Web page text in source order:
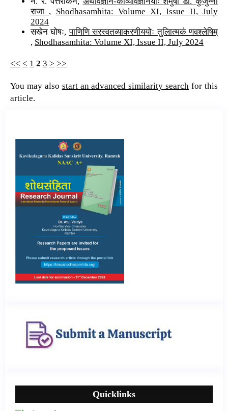
राजा , Shodhasamhita: Volume XI, Issue II, July
2024
सखेन घोषः,पाणिणि सरस्वतव्याकरणीययोः तुलिात्मकं णवश्लेषिम्
, Shodhasamhita: Volume XI, Issue II, July 2024
<< < 1 2 3 > >>
You may also start an advanced similarity search for this
article.
Quicklinks